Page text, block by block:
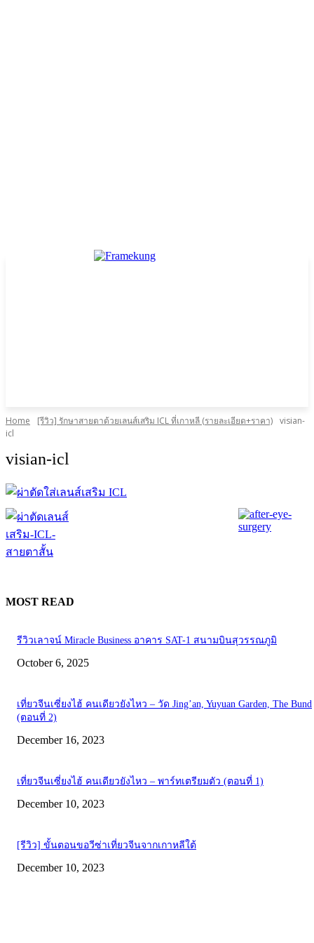
Home [รีวิว] รักษาสายตาด้วยเลนส์เสริม ICL ที่เกาหลี (รายละเอียด+ราคา) visian-
icl
visian-icl
MOST READ
รีวิวเลาจน์ Miracle Business อาคาร SAT-1 สนามบินสุวรรณภูมิ
October 6, 2025
เที่ยวจีนเซี่ยงไฮ้ คนเดียวยังไหว – วัด Jing’an, Yuyuan Garden, The Bund
(ตอนที่ 2)
December 16, 2023
เที่ยวจีนเซี่ยงไฮ้ คนเดียวยังไหว – พาร์ทเตรียมตัว (ตอนที่ 1)
December 10, 2023
[รีวิว] ขั้นตอนขอวีซ่าเที่ยวจีนจากเกาหลีใต้
December 10, 2023